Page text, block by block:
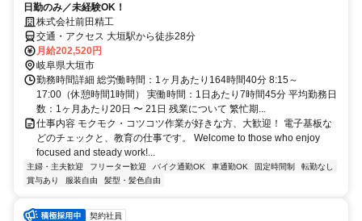
日勤のみ／未経験OK！
株式会社前田精工
交通・アクセス 大垣駅から徒歩28分
月給202,520円
岐阜県大垣市
勤務時間詳細 総労働時間：1ヶ月あたり164時間40分 8:15～
17:00（休憩時間1時間） 実働時間：1日あたり7時間45分 平均勤務日
数：1ヶ月あたり20日 〜 21日 残業について 繁忙期...
仕事内容 モクモク・コツコツ作業が好きな方、大歓迎！ 電子基板な
どのチェックと、教育の仕事です。 Welcome to those who enjoy
focused and steady work!...
主婦・主夫歓迎 フリーター歓迎 バイク通勤OK 車通勤OK 固定時間制
転勤なし
賞与あり
服装自由 髪型・髪色自由
契約社員